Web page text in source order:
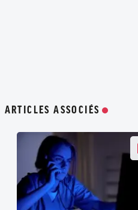
ARTICLES ASSOCIÉS